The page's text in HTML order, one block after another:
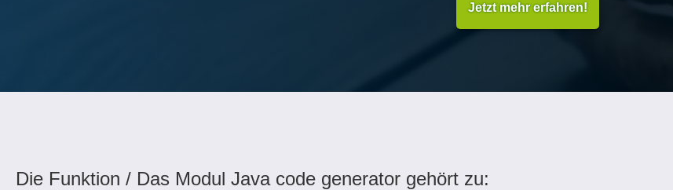
Jetzt mehr erfahren!
Die Funktion / Das Modul Java code generator gehört zu: